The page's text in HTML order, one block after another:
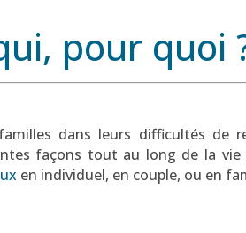
pour quoi
dans leurs difficultés de
façons tout au long de la
en individuel, en couple, ou en